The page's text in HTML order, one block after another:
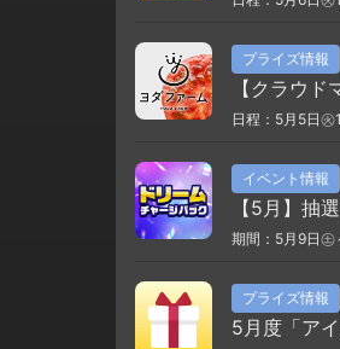
プライズ情報
【クラウ
日程：5月5日
イベント情報
【5月】抽
期間：5月9日㊏
プライズ情報
5月度「ア